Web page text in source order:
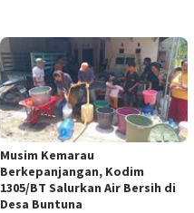
Musim Kemarau
Berkepanjangan, Kodim
1305/BT Salurkan Air Bersih di
Desa Buntuna